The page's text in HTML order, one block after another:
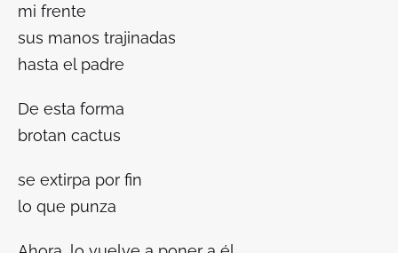
mi frente
sus manos trajinadas
hasta el padre
De esta forma
brotan cactus
se extirpa por fin
lo que punza